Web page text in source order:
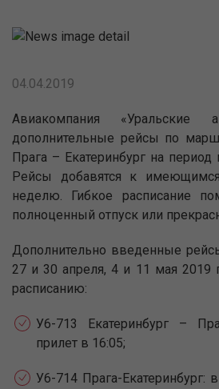
04.04.2019
Авиакомпания «Уральские
дополнительные рейсы по
Прага – Екатеринбург на период
Рейсы добавятся к
неделю. Гибкое расписание
полноценный отпуск или
Дополнительно введенные
27 и 30 апреля, 4 и 11 мая 2019
расписанию:
У6-713 Екатеринбург –
прилет в 16:05;
У6-714 Прага-Екатеринбург: